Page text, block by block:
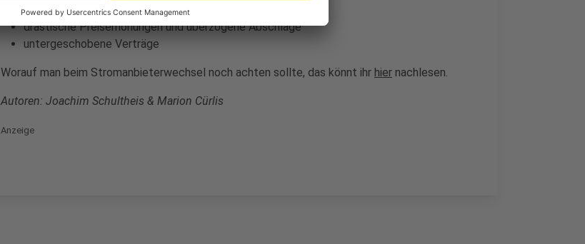
die Nichtauszahlung von Boni oder Guthaben
drastische Preiserhöhungen und überzogene Abschläge
untergeschobene Verträge
Worauf man beim Stromanbieterwechsel noch achten sollte, das könnt ihr hier nachlesen.
Autoren: Joachim Schultheis & Marion Cürlis
Anzeige